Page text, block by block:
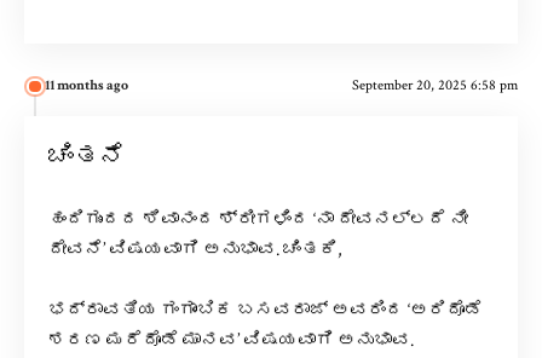
11 months ago September 20, 2025 6:58 pm
ಚಿಂತನೆ
ಹಂದಿಗುಂದದ ಶಿವಾನಂದ ಶ್ರೀಗಳಿಂದ ‘ನಾ ದೇವನಲ್ಲದೆ ನೀ
ದೇವನೆ’ ವಿಷಯವಾಗಿ ಅನುಭಾವ. ಚಿಂತಕಿ,
ಭದ್ರಾವತಿಯ ಗಂಗಾಂಬಿಕ ಬಸವರಾಜ್ ಅವರಿಂದ ‘ಅರಿದೊಡೆ
ಶರಣ ಮರೆದೊಡೆ ಮಾನವ’ ವಿಷಯವಾಗಿ ಅನುಭಾವ.